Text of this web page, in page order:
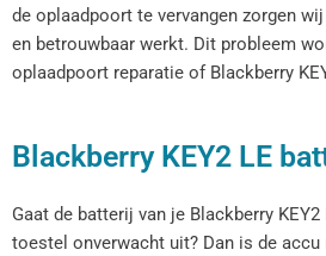
de oplaadpoort te vervangen zorgen
en betrouwbaar werkt. Dit probleem
oplaadpoort reparatie of Blackberry
Blackberry KEY2 LE
Gaat de batterij van je Blackberry
toestel onverwacht uit? Dan is de